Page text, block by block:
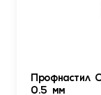
Профнастил
0.5 мм